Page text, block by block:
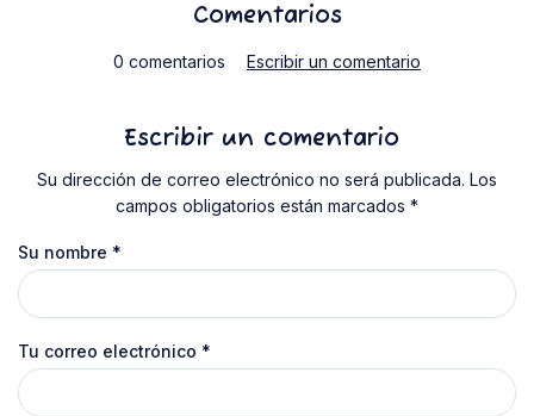
Comentarios
0 comentarios Escribir un comentario
Escribir un comentario
Su dirección de correo electrónico no será publicada. Los
campos obligatorios están marcados *
Su nombre *
Tu correo electrónico *